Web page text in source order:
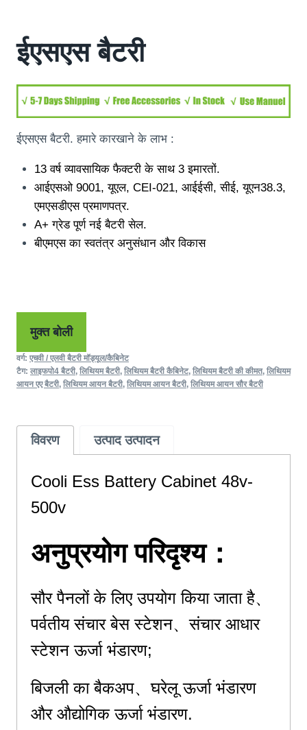
ईएसएस बैटरी
ईएसएस बैटरी. हमारे कारखाने के लाभ :
13 वर्ष व्यावसायिक फैक्टरी के साथ 3 इमारतों.
आईएसओ 9001, यूएल, CEI -021, आईईसी, सीई, यूएन38.3,
एमएसडीएस प्रमाणपत्र.
A+ ग्रेड पूर्ण नई बैटरी सेल.
बीएमएस का स्वतंत्र अनुसंधान और विकास
मुक्त बोली
वर्ग: एचवी / एलवी बैटरी मॉड्यूल/कैबिनेट
टैग: लाइफपो4 बैटरी, लिथियम बैटरी, लिथियम बैटरी कैबिनेट, लिथियम बैटरी की कीमत, लिथियम
आयन एए बैटरी, लिथियम आयन बैटरी, लिथियम आयन बैटरी, लिथियम आयन सौर बैटरी
विवरण उत्पाद उत्पादन
Cooli Ess Battery Cabinet 48v-
500v
अनुप्रयोग परिदृश्य：
सौर पैनलों के लिए उपयोग किया जाता है、
पर्वतीय संचार बेस स्टेशन、संचार आधार
स्टेशन ऊर्जा भंडारण;
बिजली का बैकअप、घरेलू ऊर्जा भंडारण
और औद्योगिक ऊर्जा भंडारण.